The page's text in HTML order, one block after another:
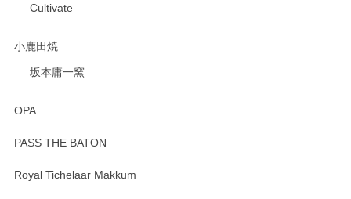
Cultivate
小鹿田焼
坂本庸一窯
OPA
PASS THE BATON
Royal Tichelaar Makkum